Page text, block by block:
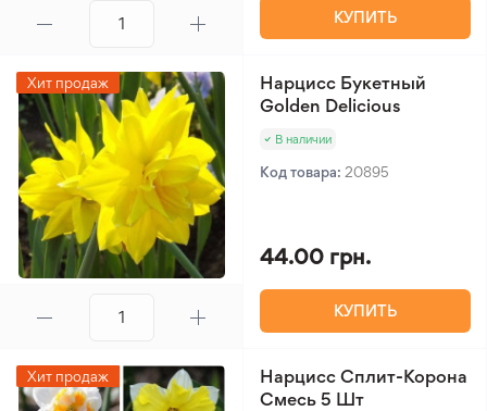
КУПИТЬ
Хит продаж
Нарцисс Букетный
Golden Delicious
В наличии
Код товара: 20895
44.00 грн.
КУПИТЬ
Хит продаж
Нарцисс Сплит-Корона
Смесь 5 Шт